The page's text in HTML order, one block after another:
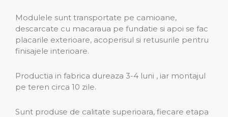
Modulele sunt transportate pe camioane,
descarcate cu macaraua pe fundatie si apoi se fac
placarile exterioare, acoperisul si retusurile pentru
finisajele interioare.
Productia in fabrica dureaza 3-4 luni , iar montajul
pe teren circa 10 zile.
Sunt produse de calitate superioara, fiecare etapa